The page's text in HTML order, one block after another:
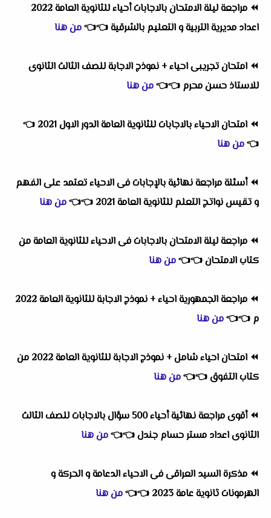
⏪
مراجعة ليلة الامتحان بالاجابات أحياء للثانوية العامة 2022
اعداد مديرية التربية و التعليم بالشرقية👈
👈من هنا
⏪ امتحان تجريبى احياء + نموذج الاجابة للصف الثالث الثانوى
للاستاذ حسن محرم 👈
👈من هنا
⏪ امتحان الاحياء بالاجابات للثانوية العامة الدور الاول 2021
👈
👈من هنا
⏪أسئلة مراجعة نهائية بالإجابات فى الاحياء تعتمد على الفهم
و تقيس نواتج التعلم للثانوية العامة 2021
👈
👈من هنا
⏪ مراجعة ليلة الامتحان بالاجابات فى الاحياء للثانوية العامة من
كتاب الامتحان👈
👈من هنا
⏪
مراجعة الجمهورية احياء + نموذج الاجابة للثانوية العامة 2022
م 👈
👈من هنا
⏪
امتحان احياء شامل + نموذج الاجابة للثانوية العامة 2022 من
كتاب التفوق👈
👈من هنا
⏪
أقوى مراجعة نهائية أحياء 500 سؤال بالاجابات للصف الثالث
الثانوى اعداد مستر حسام جندل👈
👈من هنا
⏪ مذكرة السيد العراقى فى الاحياء الدعامة و الحركة و
الهرمونات ثانوية عامة 2023
👈
👈من هنا